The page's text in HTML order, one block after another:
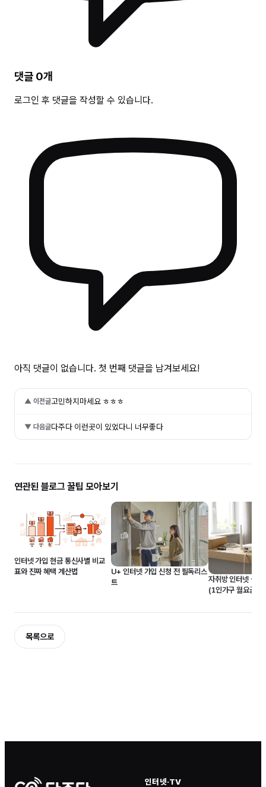
댓글 0개
로그인 후 댓글을 작성할 수 있습니다.
아직 댓글이 없습니다. 첫 번째 댓글을 남겨보세요!
▲ 이전글고민하지마세요 ㅎㅎㅎ
▼ 다음글다주다 이런곳이 있었다니 너무좋다
연관된 블로그 꿀팁 모아보기
인터넷 가입 현금 통신사별 비교
표와 진짜 혜택 계산법
U+ 인터넷 가입 신청 전 필독리스
트
자취방 인터넷 설치
(1인가구 월요금·
목록으로
인터넷·TV